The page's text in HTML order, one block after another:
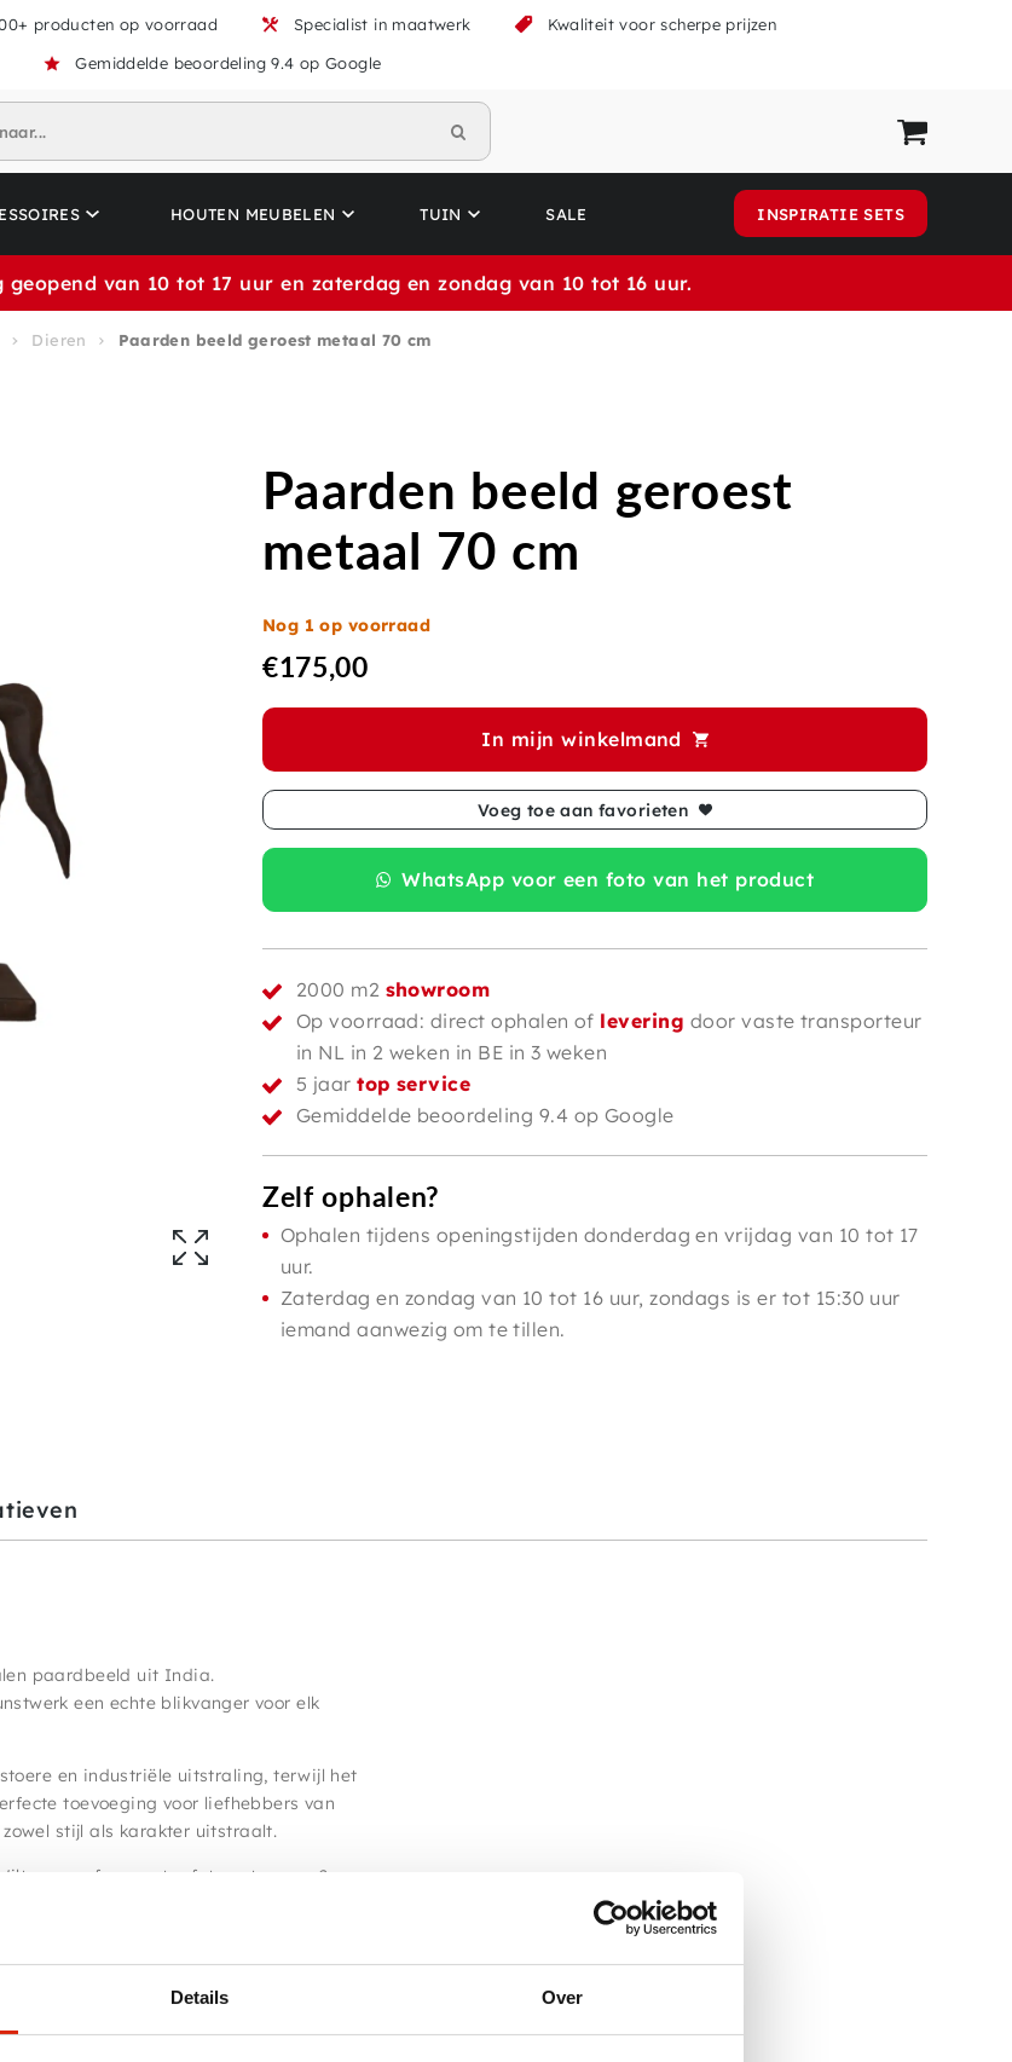
Details Over
producten op voorraad Specialist in maatwerk
Kwaliteit voor scherpe prijzen
Gemiddelde beoordeling 9.4 op Google
HOUTEN MEUBELEN TUIN SALE INSPIRATIE SETS
van 10 tot 17 uur en zaterdag en zondag van 10 tot 16 uur.
Dieren Paarden beeld geroest metaal 70 cm
Paarden beeld geroest
metaal 70 cm
Nog 1 op voorraad
€175,00
In mijn winkelmand
Voeg toe aan favorieten
WhatsApp voor een foto van het product
2000 m2 showroom
Op voorraad: direct ophalen of levering door vaste transporteur
in NL in 2 weken in BE in 3 weken
5 jaartop service
Gemiddelde beoordeling 9.4 op Google
Zelf ophalen?
Ophalen tijdens openingstijden donderdag en vrijdag van 10 tot 17
uur.
Zaterdag en zondag van 10 tot 16 uur, zondags is er tot 15:30 uur
iemand aanwezig om te tillen.
paardbeeld uit India.
een echte blikvanger voor elk
en industriële uitstraling, terwijl het
toevoeging voor liefhebbers van
stijl als karakter uitstraalt.
u vooraf een extra foto ontvangen?